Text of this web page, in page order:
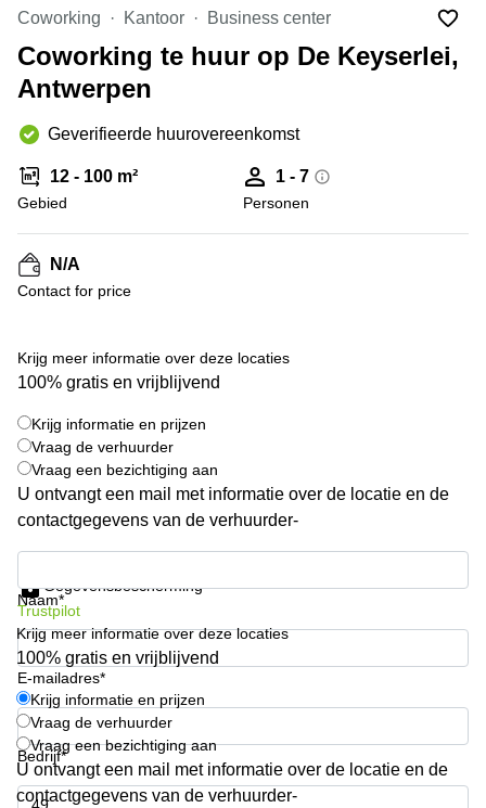
huren
Elsene
Brugge
Herentals
Aalst
Oostende
Mechelen
Coworking-
ruimtes te
huur in
Gent
Coworking
Niklaas
huren in
Gent
Handelspand
Location
centre
à Mons
Huren
virtueel
kantoor in
Antwerpen
Antwerpen
Locaux
commerciaux
à louer en
Bruxelles
Kantoor
te huur
in Sint-
Niklaas
Coworking Kantoor Business center
Coworking te huur op De Keyserlei,
Antwerpen
Geverifieerde huurovereenkomst
12 - 100 m²
Gebied
1 - 7
Personen
N/A
Contact for price
Krijg meer informatie over deze locaties
100% gratis en vrijblijvend
Krijg informatie en prijzen
Vraag de verhuurder
Vraag een bezichtiging aan
U ontvangt een mail met informatie over de locatie en de
contactgegevens van de verhuurder-
Naam*
E-mailadres*
Bedrijf*
Gegevensbescherming
Trustpilot
Krijg meer informatie over deze locaties
100% gratis en vrijblijvend
Krijg informatie en prijzen
Vraag de verhuurder
Vraag een bezichtiging aan
U ontvangt een mail met informatie over de locatie en de
contactgegevens van de verhuurder-